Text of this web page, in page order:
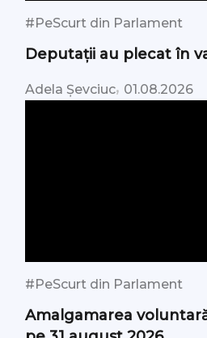
#PeScurt din Parlament
Deputații au plecat în
Adela Șevciuc, 01.08.2026
#PeScurt din Parlament
Amalgamarea